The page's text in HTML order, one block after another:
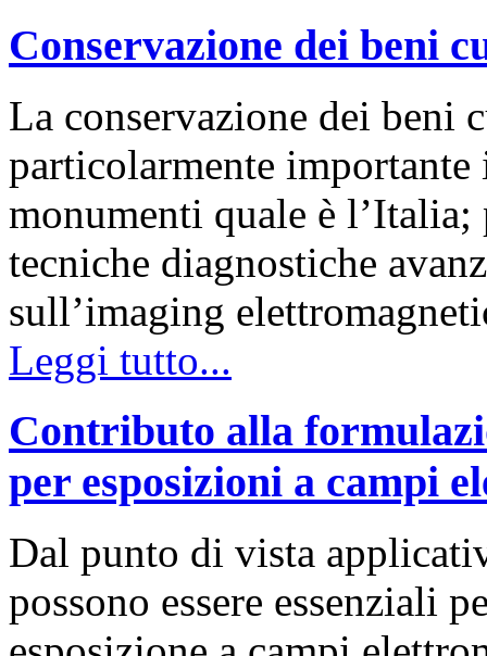
Conservazione dei beni
La conservazione dei beni
particolarmente
monumenti quale è
tecniche diagnostiche
sull’imaging
Leggi tutto...
Contributo alla
per esposizioni a campi
Dal punto di vista
possono essere essenziali